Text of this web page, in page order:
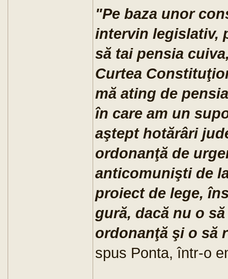
"Pe baza unor
intervin legislativ,
să tai pensia
Curtea
mă ating de
în care am un
aştept hotărâri
ordonanţă de
anticomunişti de
proiect de lege,
gură, dacă nu o
ordonanţă şi o să
spus Ponta, într-o